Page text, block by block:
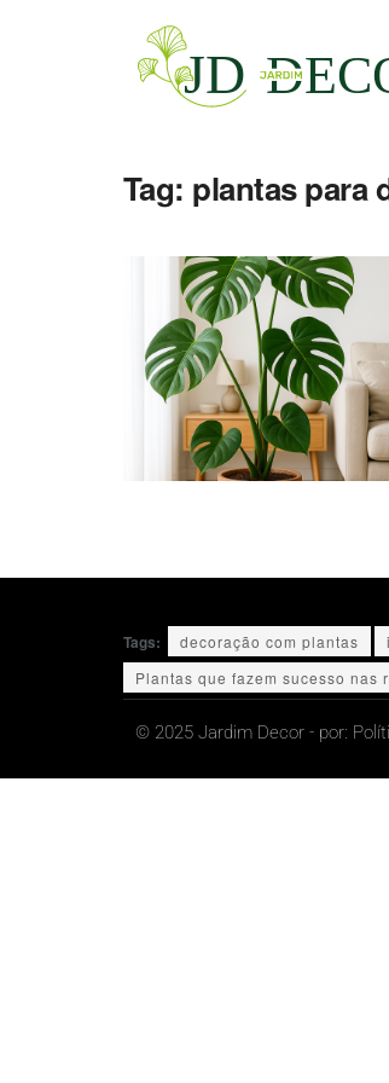
Tag: plantas para
Tags: decoração com plantas
Plantas que fazem sucesso nas
© 2025 Jardim Decor - por: